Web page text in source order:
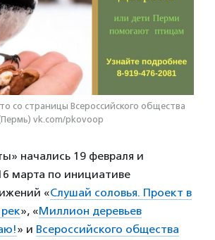
со страницы Всероссийского общества
vk.com/pkovoop
начались 19 февраля и
марта по инициативе
«Слушай соловья. Проект в
», «Миллион деревьев
» и Всероссийского общества